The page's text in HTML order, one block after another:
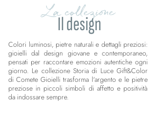
La collezione
Il design
Colori luminosi, pietre naturali e dettagli preziosi:
gioielli dal design giovane e contemporaneo,
pensati per raccontare emozioni autentiche ogni
giorno. Le collezione Storia di Luce Gift&Color
di Comete Gioielli trasforma l'argento e le pietre
preziose in piccoli simboli di affetto e positività
da indossare sempre.